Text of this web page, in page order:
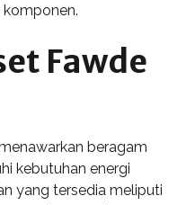
Fawde
beragam
kebutuhan energi
yang tersedia meliputi